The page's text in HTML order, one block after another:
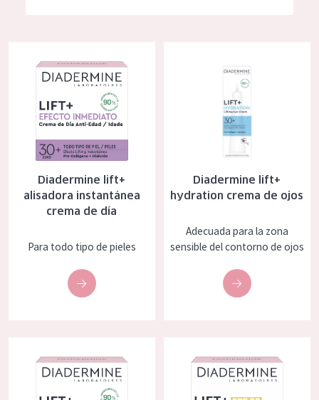
Regeneración
Piel menopáusica
TIPO DE PRODUCTO
Crema de día
Crema de noche
Crema de ojos
Limpieza
Essentials
Greek
Diadermine lift+
alisadora instantánea
crema de día
Para todo tipo de pieles
Diadermine lift+
hydration crema de ojos
Adecuada para la zona
sensible del contorno de ojos